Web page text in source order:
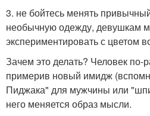
3. не бойтесь менять
необычную одежду, девушкам
экспериментировать с цветом
Зачем это делать? Человек
примерив новый имидж
Пиджака" для мужчины или
него меняется образ мысли.